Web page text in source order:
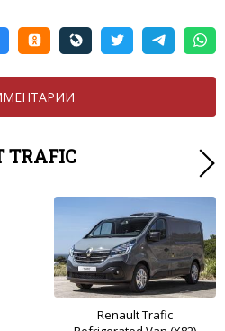
TRAFIC
Renault Trafic